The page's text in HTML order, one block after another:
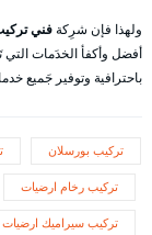
ولهذا فإن شرِكةفني
أفضل وأكفأ الخدَمات
باحترافية وتوفير جَميع
تركيب بورسلان
تركيب رخام ارضيات
تركيب سيراميك ارضيات